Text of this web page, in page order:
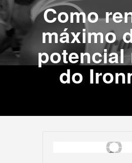
Como
máximo
potencial
do